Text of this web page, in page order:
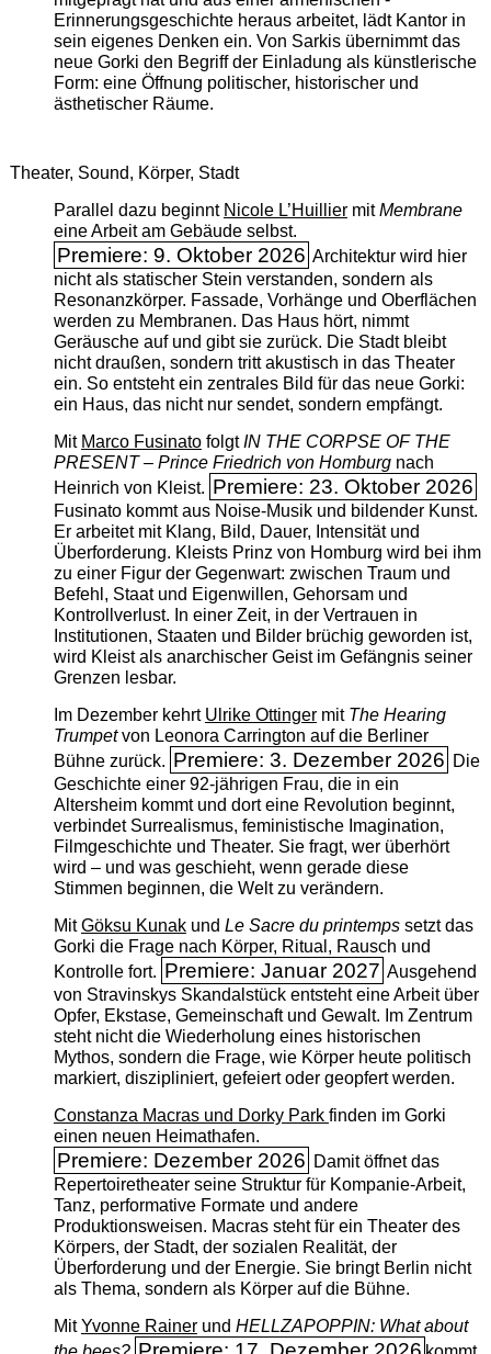
Erinnerungsgeschichte heraus arbeitet, lädt Kantor in
sein eigenes Denken ein. Von Sarkis übernimmt das
neue Gorki den Begriff der Einladung als künstlerische
Form: eine Öffnung politischer, historischer und
ästhetischer Räume.
Theater, Sound, Körper, Stadt
Parallel dazu beginnt Nicole L’Huilliermit ­Membrane
eine Arbeit am Gebäude selbst.
Premiere: 9. Oktober 2026 Architektur wird hier
nicht als statischer Stein verstanden, sondern als
Resonanzkörper. Fassade, Vorhänge und Oberflächen
werden zu Membranen. Das Haus hört, nimmt
Geräusche auf und gibt sie zurück. Die Stadt bleibt
nicht draußen, sondern tritt akustisch in das Theater
ein. So entsteht ein zentrales Bild für das neue Gorki:
ein Haus, das nicht nur sendet, sondern empfängt.
Mit Marco FusinatofolgtIN THE CORPSE OF THE
PRESENT – Prince Friedrich von Homburgnach
Heinrich von Kleist. Premiere: 23. Oktober 2026
Fusinato kommt aus Noise-Musik und bildender Kunst.
Er arbeitet mit Klang, Bild, Dauer, Intensität und
Überforderung. Kleists Prinz von Homburg wird bei ihm
zu einer Figur der Gegenwart: zwischen Traum und
Befehl, Staat und Eigenwillen, Gehorsam und
Kontrollverlust. In einer Zeit, in der Vertrauen in
Institutionen, Staaten und Bilder brüchig geworden ist,
wird Kleist als anarchischer Geist im Gefängnis seiner
Grenzen lesbar.
Im Dezember kehrt Ulrike Ottingermit The ­Hearing
Trumpetvon Leonora Carrington auf die Berliner
Bühne zurück. Premiere: 3. Dezember 2026 Die
Geschichte einer 92-jährigen Frau, die in ein
Altersheim kommt und dort eine Revolution beginnt,
verbindet Surrealismus, feministische Imagination,
Filmgeschichte und Theater. Sie fragt, wer überhört
wird – und was geschieht, wenn gerade diese
Stimmen beginnen, die Welt zu verändern.
MitGöksu Kunakund Le Sacre du printempssetzt das
Gorki die Frage nach Körper, Ritual, Rausch und
Kontrolle fort. Premiere: Januar 2027 Ausgehend
von Stravinskys Skandalstück entsteht eine Arbeit über
Opfer, Ekstase, Gemeinschaft und Gewalt. Im Zentrum
steht nicht die Wiederholung eines historischen
Mythos, sondern die Frage, wie Körper heute politisch
markiert, diszipliniert, gefeiert oder geopfert werden.
Constanza Macras und Dorky Park finden im Gorki
einen neuen Heimathafen.
Premiere: Dezember 2026 Damit öffnet das
Repertoiretheater seine Struktur für Kompanie-Arbeit,
Tanz, performative Formate und andere
Produktionsweisen. Macras steht für ein Theater des
Körpers, der Stadt, der sozialen Realität, der
Überforderung und der Energie. Sie bringt Berlin nicht
als Thema, sondern als Körper auf die Bühne.
MitYvonne Rainerund HELLZAPOPPIN: What about